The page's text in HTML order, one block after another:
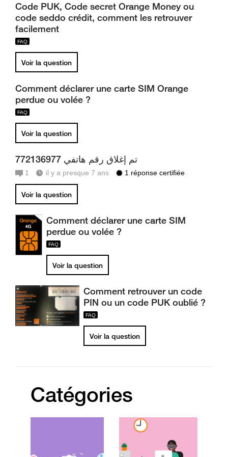
Code PUK, Code secret Orange Money ou
code seddo crédit, comment les retrouver
facilement
Voir la question
Comment déclarer une carte SIM Orange
perdue ou volée ?
Voir la question
تم إغلاق رقم هاتفي 772136977
1 il y a presque 7 ans 1 réponse certifiée
Voir la question
Comment déclarer une carte SIM
perdue ou volée ?
Voir la question
Comment retrouver un code
PIN ou un code PUK oublié ?
Voir la question
Catégories